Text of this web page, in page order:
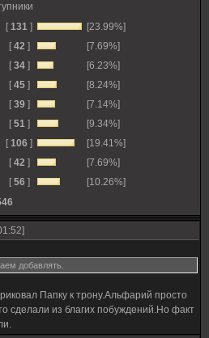
[ 131 ]
[23.99%]
[ 42 ]
[7.69%]
[ 34]
[6.23%]
[ 45]
[8.24%]
[ 39]
[7.14%]
[ 51]
[9.34%]
[ 106 ]
[19.41%]
[ 42 ]
[7.69%]
[ 56 ]
[10.26%]
добавлять.
Папку к трону.Альфарий просто
сделали из благих побуждений.Но факт